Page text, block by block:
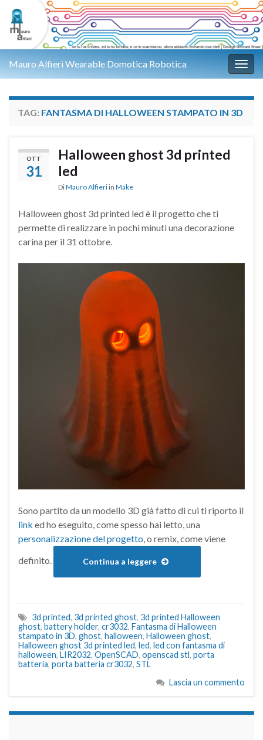
Mauro Alfieri Wearable Domotica Robotica
TAG: FANTASMA DI HALLOWEEN STAMPATO IN 3D
OTT
31
Halloween ghost 3d printed
led
DiMauro Alfieri in Make
Halloween ghost 3d printed led è il progetto che ti
permette di realizzare in pochi minuti una decorazione
carina per il 31 ottobre.
Sono partito da un modello 3D già fatto di cui ti riporto il
link ed ho eseguito, come spesso hai letto, una
personalizzazione del progetto, o remix, come viene
definito.
Continua a leggere
3d printed, 3d printed ghost, 3d printed Halloween
ghost, battery holder, cr3032, Fantasma di Halloween
stampato in 3D, ghost, halloween, Halloween ghost,
Halloween ghost 3d printed led, led, led con fantasma di
halloween, LIR2032, OpenSCAD, openscad stl, porta
batteria, porta batteria cr3032, STL
Lascia un commento